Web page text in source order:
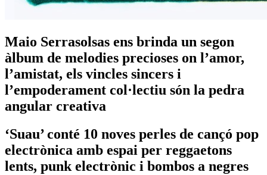
Maio Serrasolsas ens brinda un segon
àlbum de melodies precioses on l’amor,
l’amistat, els vincles sincers i
l’empoderament col·lectiu són la pedra
angular creativa
‘Suau’ conté 10 noves perles de cançó pop
electrònica amb espai per reggaetons
lents, punk electrònic i bombos a negres